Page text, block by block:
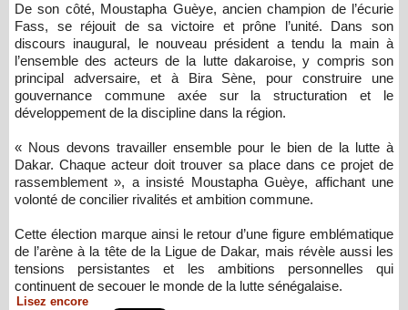
De son côté, Moustapha Guèye, ancien champion de l’écurie
Fass, se réjouit de sa victoire et prône l’unité. Dans son
discours inaugural, le nouveau président a tendu la main à
l’ensemble des acteurs de la lutte dakaroise, y compris son
principal adversaire, et à Bira Sène, pour construire une
gouvernance commune axée sur la structuration et le
développement de la discipline dans la région.
« Nous devons travailler ensemble pour le bien de la lutte à
Dakar. Chaque acteur doit trouver sa place dans ce projet de
rassemblement », a insisté Moustapha Guèye, affichant une
volonté de concilier rivalités et ambition commune.
Cette élection marque ainsi le retour d’une figure emblématique
de l’arène à la tête de la Ligue de Dakar, mais révèle aussi les
tensions persistantes et les ambitions personnelles qui
continuent de secouer le monde de la lutte sénégalaise.
Lisez encore